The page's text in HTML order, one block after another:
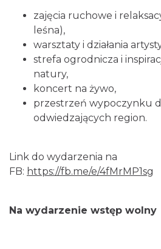
9.08.2026
Katowice
5.07 km
Alicja Majewska &
Warsaw String Quartet -
Katowice
zajęcia ruchowe i
leśna),
warsztaty i działania
strefa ogrodnicza i
natury,
koncert na żywo,
przestrzeń wypoczynku
odwiedzających region.
Link do wydarzenia na
FB: https://fb.me/e/4fMrMP1sg
Na wydarzenie wstęp wolny